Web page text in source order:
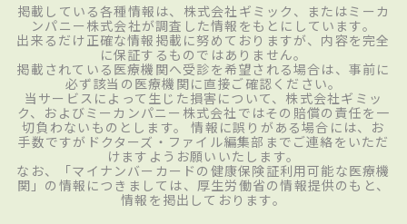
掲載している各種情報は、株式会社ギミック、またはミーカ
ンパニー株式会社が調査した情報をもとにしています。
出来るだけ正確な情報掲載に努めておりますが、内容を完全
に保証するものではありません。
掲載されている医療機関へ受診を希望される場合は、事前に
必ず該当の医療機関に直接ご確認ください。
当サービスによって生じた損害について、株式会社ギミッ
ク、およびミーカンパニー株式会社ではその賠償の責任を一
切負わないものとします。 情報に誤りがある場合には、お
手数ですがドクターズ・ファイル編集部までご連絡をいただ
けますようお願いいたします。
なお、「マイナンバーカードの健康保険証利用可能な医療機
関」の情報につきましては、厚生労働省の情報提供のもと、
情報を掲出しております。